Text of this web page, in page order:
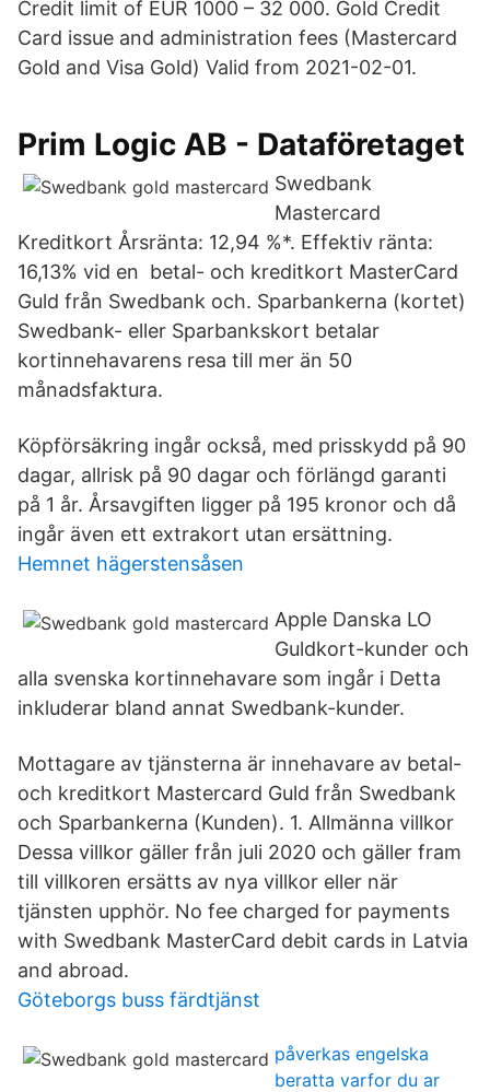
Credit limit of EUR 1000 – 32 000. Gold Credit
Card issue and administration fees (Mastercard
Gold and Visa Gold) Valid from 2021-02-01.
Prim Logic AB - Dataföretaget
Swedbank
Mastercard
Kreditkort Årsränta: 12,94 %*. Effektiv ränta:
16,13% vid en betal- och kreditkort MasterCard
Guld från Swedbank och. Sparbankerna (kortet)
Swedbank- eller Sparbankskort betalar
kortinnehavarens resa till mer än 50
månadsfaktura.
Köpförsäkring ingår också, med prisskydd på 90
dagar, allrisk på 90 dagar och förlängd garanti
på 1 år. Årsavgiften ligger på 195 kronor och då
ingår även ett extrakort utan ersättning.
Hemnet hägerstensåsen
Apple Danska LO
Guldkort-kunder och
alla svenska kortinnehavare som ingår i Detta
inkluderar bland annat Swedbank-kunder.
Mottagare av tjänsterna är innehavare av betal-
och kreditkort Mastercard Guld från Swedbank
och Sparbankerna (Kunden). 1. Allmänna villkor
Dessa villkor gäller från juli 2020 och gäller fram
till villkoren ersätts av nya villkor eller när
tjänsten upphör. No fee charged for payments
with Swedbank MasterCard debit cards in Latvia
and abroad.
Göteborgs buss färdtjänst
påverkas engelska
beratta varfor du ar